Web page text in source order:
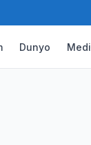
Dunyo